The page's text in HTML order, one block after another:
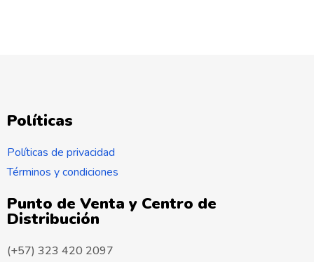
Políticas
Políticas de privacidad
Términos y condiciones
Punto de Venta y Centro de
Distribución
(+57) 323 420 2097